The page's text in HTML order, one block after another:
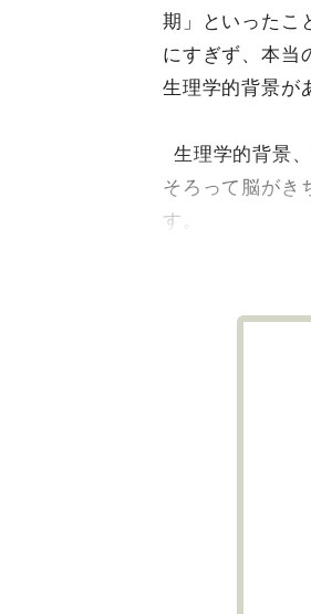
期」といったこ
にすぎず、本当
生理学的背景が
生理学的背景
そろって脳がき
す。